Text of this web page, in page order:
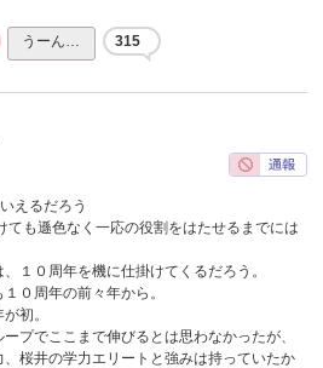
うーん… 315
えるだろう
ても遜色なく一応の役割をはたせるまでには
１０周年を機に仕掛けてくるだろう。
０周年の前々年から。
初。
プでここまで伸びるとは思わなかったが、
桜井の学力エリートと強みは持っていたか